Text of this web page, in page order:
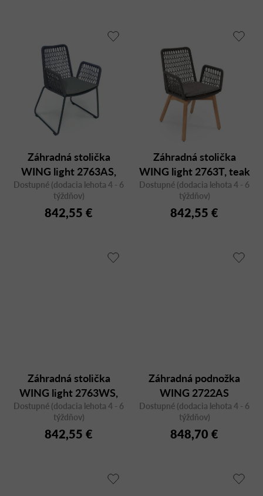
Záhradná stolička
WING light 2763AS,
antracit
Dostupné (dodacia lehota 4 - 6
týždňov)
842,55 €
Záhradná stolička
WING light 2763T, teak
Dostupné (dodacia lehota 4 - 6
týždňov)
842,55 €
Záhradná stolička
WING light 2763WS,
biela
Dostupné (dodacia lehota 4 - 6
týždňov)
842,55 €
Záhradná podnožka
WING 2722AS
Dostupné (dodacia lehota 4 - 6
týždňov)
848,70 €